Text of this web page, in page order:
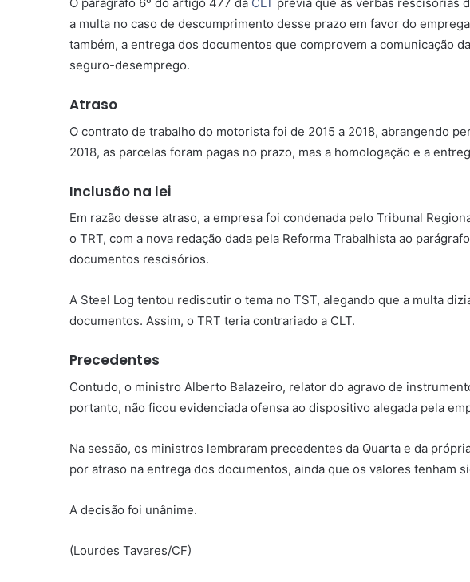
O parágrafo 6º do artigo 477 da CLT previa que as verbas rescisórias
a multa no caso de descumprimento desse prazo em favor do
também, a entrega dos documentos que comprovem a comunicação
seguro-desemprego.
Atraso
O contrato de trabalho do motorista foi de 2015 a 2018, abrangendo
2018, as parcelas foram pagas no prazo, mas a homologação e a
Inclusão na lei
Em razão desse atraso, a empresa foi condenada pelo Tribunal
o TRT, com a nova redação dada pela Reforma Trabalhista ao
documentos rescisórios.
A Steel Log tentou rediscutir o tema no TST, alegando que a multa
documentos. Assim, o TRT teria contrariado a CLT.
Precedentes
Contudo, o ministro Alberto Balazeiro, relator do agravo de
portanto, não ficou evidenciada ofensa ao dispositivo alegada pela
Na sessão, os ministros lembraram precedentes da Quarta e da
por atraso na entrega dos documentos, ainda que os valores tenham
A decisão foi unânime.
(Lourdes Tavares/CF)